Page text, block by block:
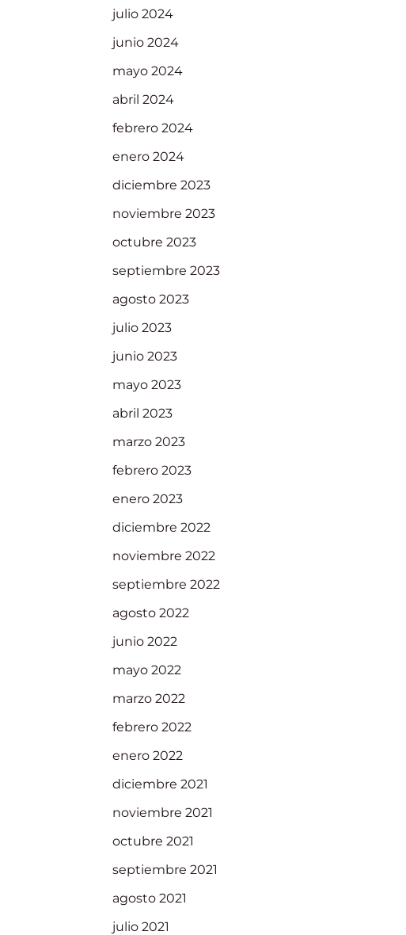
julio 2024
junio 2024
mayo 2024
abril 2024
febrero 2024
enero 2024
diciembre 2023
noviembre 2023
octubre 2023
septiembre 2023
agosto 2023
julio 2023
junio 2023
mayo 2023
abril 2023
marzo 2023
febrero 2023
enero 2023
diciembre 2022
noviembre 2022
septiembre 2022
agosto 2022
junio 2022
mayo 2022
marzo 2022
febrero 2022
enero 2022
diciembre 2021
noviembre 2021
octubre 2021
septiembre 2021
agosto 2021
julio 2021